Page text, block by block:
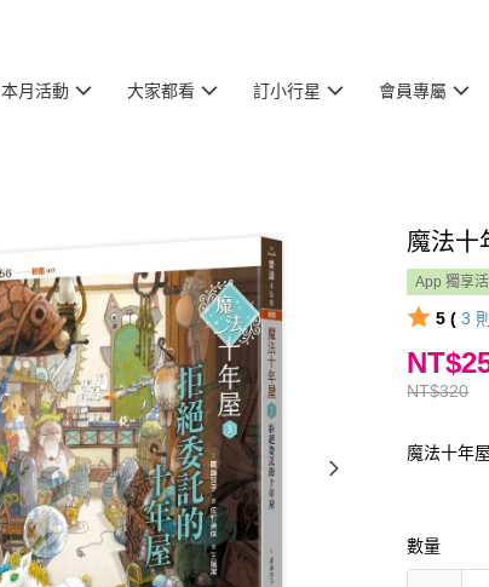
本月活動 大家都看 訂小行星 會員專屬
魔法十
App 獨享
5 ( 3
NT$320
魔法十年
數量